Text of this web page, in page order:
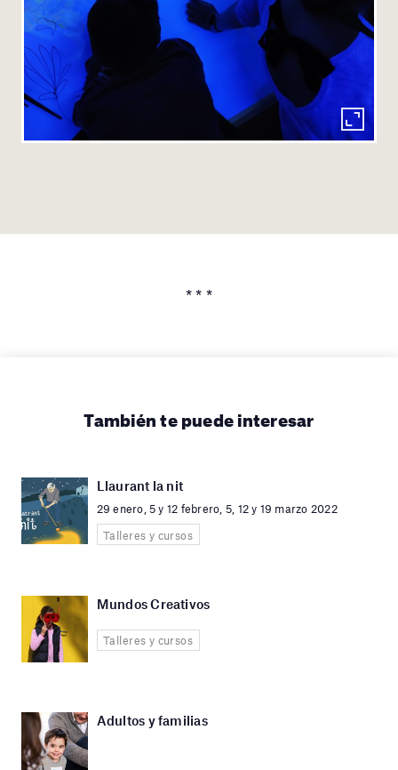
* * *
También te puede interesar
Llaurant la nit
29 enero, 5 y 12 febrero, 5, 12 y 19 marzo 2022
Talleres y cursos
Mundos Creativos
Talleres y cursos
Adultos y familias